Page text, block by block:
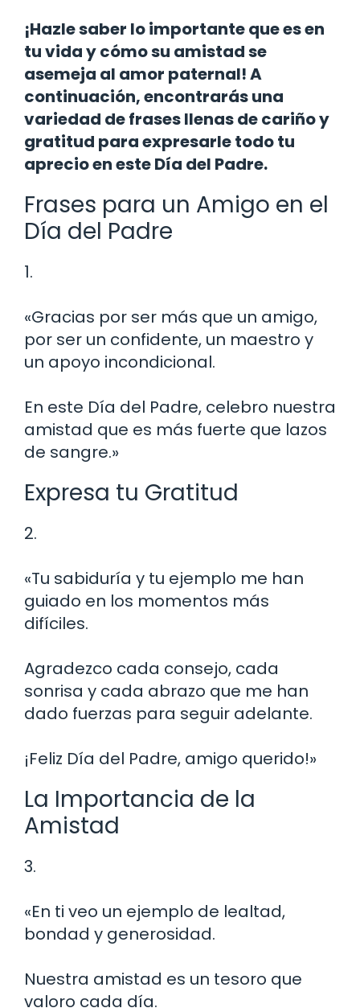
¡Hazle saber lo importante que es en
tu vida y cómo su amistad se
asemeja al amor paternal! A
continuación, encontrarás una
variedad de frases llenas de cariño y
gratitud para expresarle todo tu
aprecio en este Día del Padre.
Frases para un Amigo en el
Día del Padre
1.
«Gracias por ser más que un amigo,
por ser un confidente, un maestro y
un apoyo incondicional.
En este Día del Padre, celebro nuestra
amistad que es más fuerte que lazos
de sangre.»
Expresa tu Gratitud
2.
«Tu sabiduría y tu ejemplo me han
guiado en los momentos más
difíciles.
Agradezco cada consejo, cada
sonrisa y cada abrazo que me han
dado fuerzas para seguir adelante.
¡Feliz Día del Padre, amigo querido!»
La Importancia de la
Amistad
3.
«En ti veo un ejemplo de lealtad,
bondad y generosidad.
Nuestra amistad es un tesoro que
valoro cada día.